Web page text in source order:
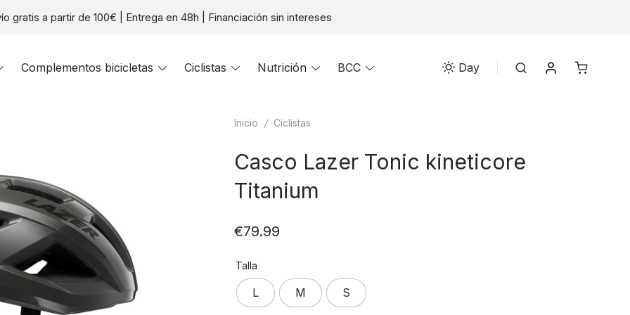
gratis a partir de 100€ | Entrega en 48h | Financiación sin intereses
ToggleComplementos bicicletas
ToggleCiclistas
ToggleNutrición
Toggle
BCC
Toggle
Day Search Mi cuenta
Inicio / Ciclistas
Casco Lazer Tonic kineticore
Titanium
€79.99
Talla
L M S